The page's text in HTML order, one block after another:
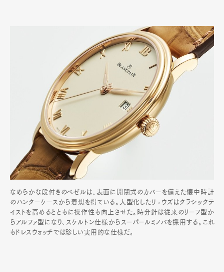
なめらかな段付きのベゼルは、表面に開閉式のカバーを備えた懐中時計
のハンターケースから着想を得ている。大型化したリュウズはクラシックテ
イストを高めるとともに操作性も向上させた。時分針は従来のリーフ型か
らアルファ型になり､スケルトン仕様からスーパールミノバを採用する｡これ
もドレスウォッチでは珍しい実用的な仕様だ｡